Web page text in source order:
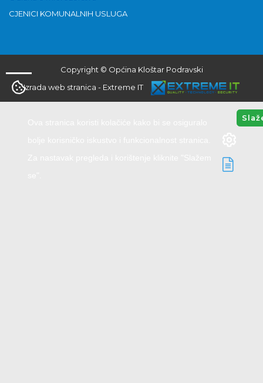
CJENICI KOMUNALNIH USLUGA
Copyright © Općina Kloštar Podravski
Izrada web stranica - Extreme IT